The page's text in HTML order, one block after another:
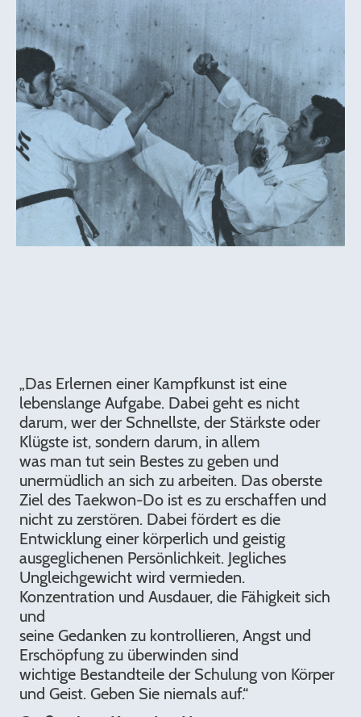
„Das Erlernen einer Kampfkunst ist eine
lebenslange Aufgabe. Dabei geht es nicht
darum, wer der Schnellste, der Stärkste oder
Klügste ist, sondern darum, in allem
was man tut sein Bestes zu geben und
unermüdlich an sich zu arbeiten. Das oberste
Ziel des Taekwon-Do ist es zu erschaffen und
nicht zu zerstören. Dabei fördert es die
Entwicklung einer körperlich und geistig
ausgeglichenen Persönlichkeit. Jegliches
Ungleichgewicht wird vermieden.
Konzentration und Ausdauer, die Fähigkeit sich
und
seine Gedanken zu kontrollieren, Angst und
Erschöpfung zu überwinden sind
wichtige Bestandteile der Schulung von Körper
und Geist. Geben Sie niemals auf.“